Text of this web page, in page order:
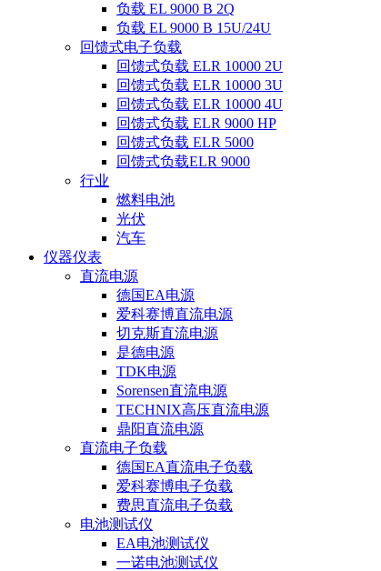
负载 EL 9000 B 2Q
负载 EL 9000 B 15U/24U
回馈式电子负载
回馈式负载 ELR 10000 2U
回馈式负载 ELR 10000 3U
回馈式负载 ELR 10000 4U
回馈式负载 ELR 9000 HP
回馈式负载 ELR 5000
回馈式负载ELR 9000
行业
燃料电池
光伏
汽车
仪器仪表
直流电源
德国EA电源
爱科赛博直流电源
切克斯直流电源
是德电源
TDK电源
Sorensen直流电源
TECHNIX高压直流电源
鼎阳直流电源
直流电子负载
德国EA直流电子负载
爱科赛博电子负载
费思直流电子负载
电池测试仪
EA电池测试仪
一诺电池测试仪